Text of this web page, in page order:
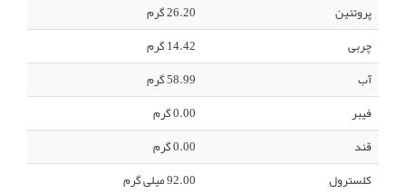
پروتئین
26.20 گرم
چربی
14.42 گرم
آب
58.99 گرم
فیبر
0.00 گرم
قند
0.00 گرم
کلسترول
92.00 میلی گرم